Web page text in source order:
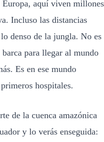
Europa, aquí viven millones
Incluso las distancias
denso de la jungla. No es
para llegar al mundo
Es en ese mundo
hospitales.
de la cuenca amazónica
y lo verás enseguida: